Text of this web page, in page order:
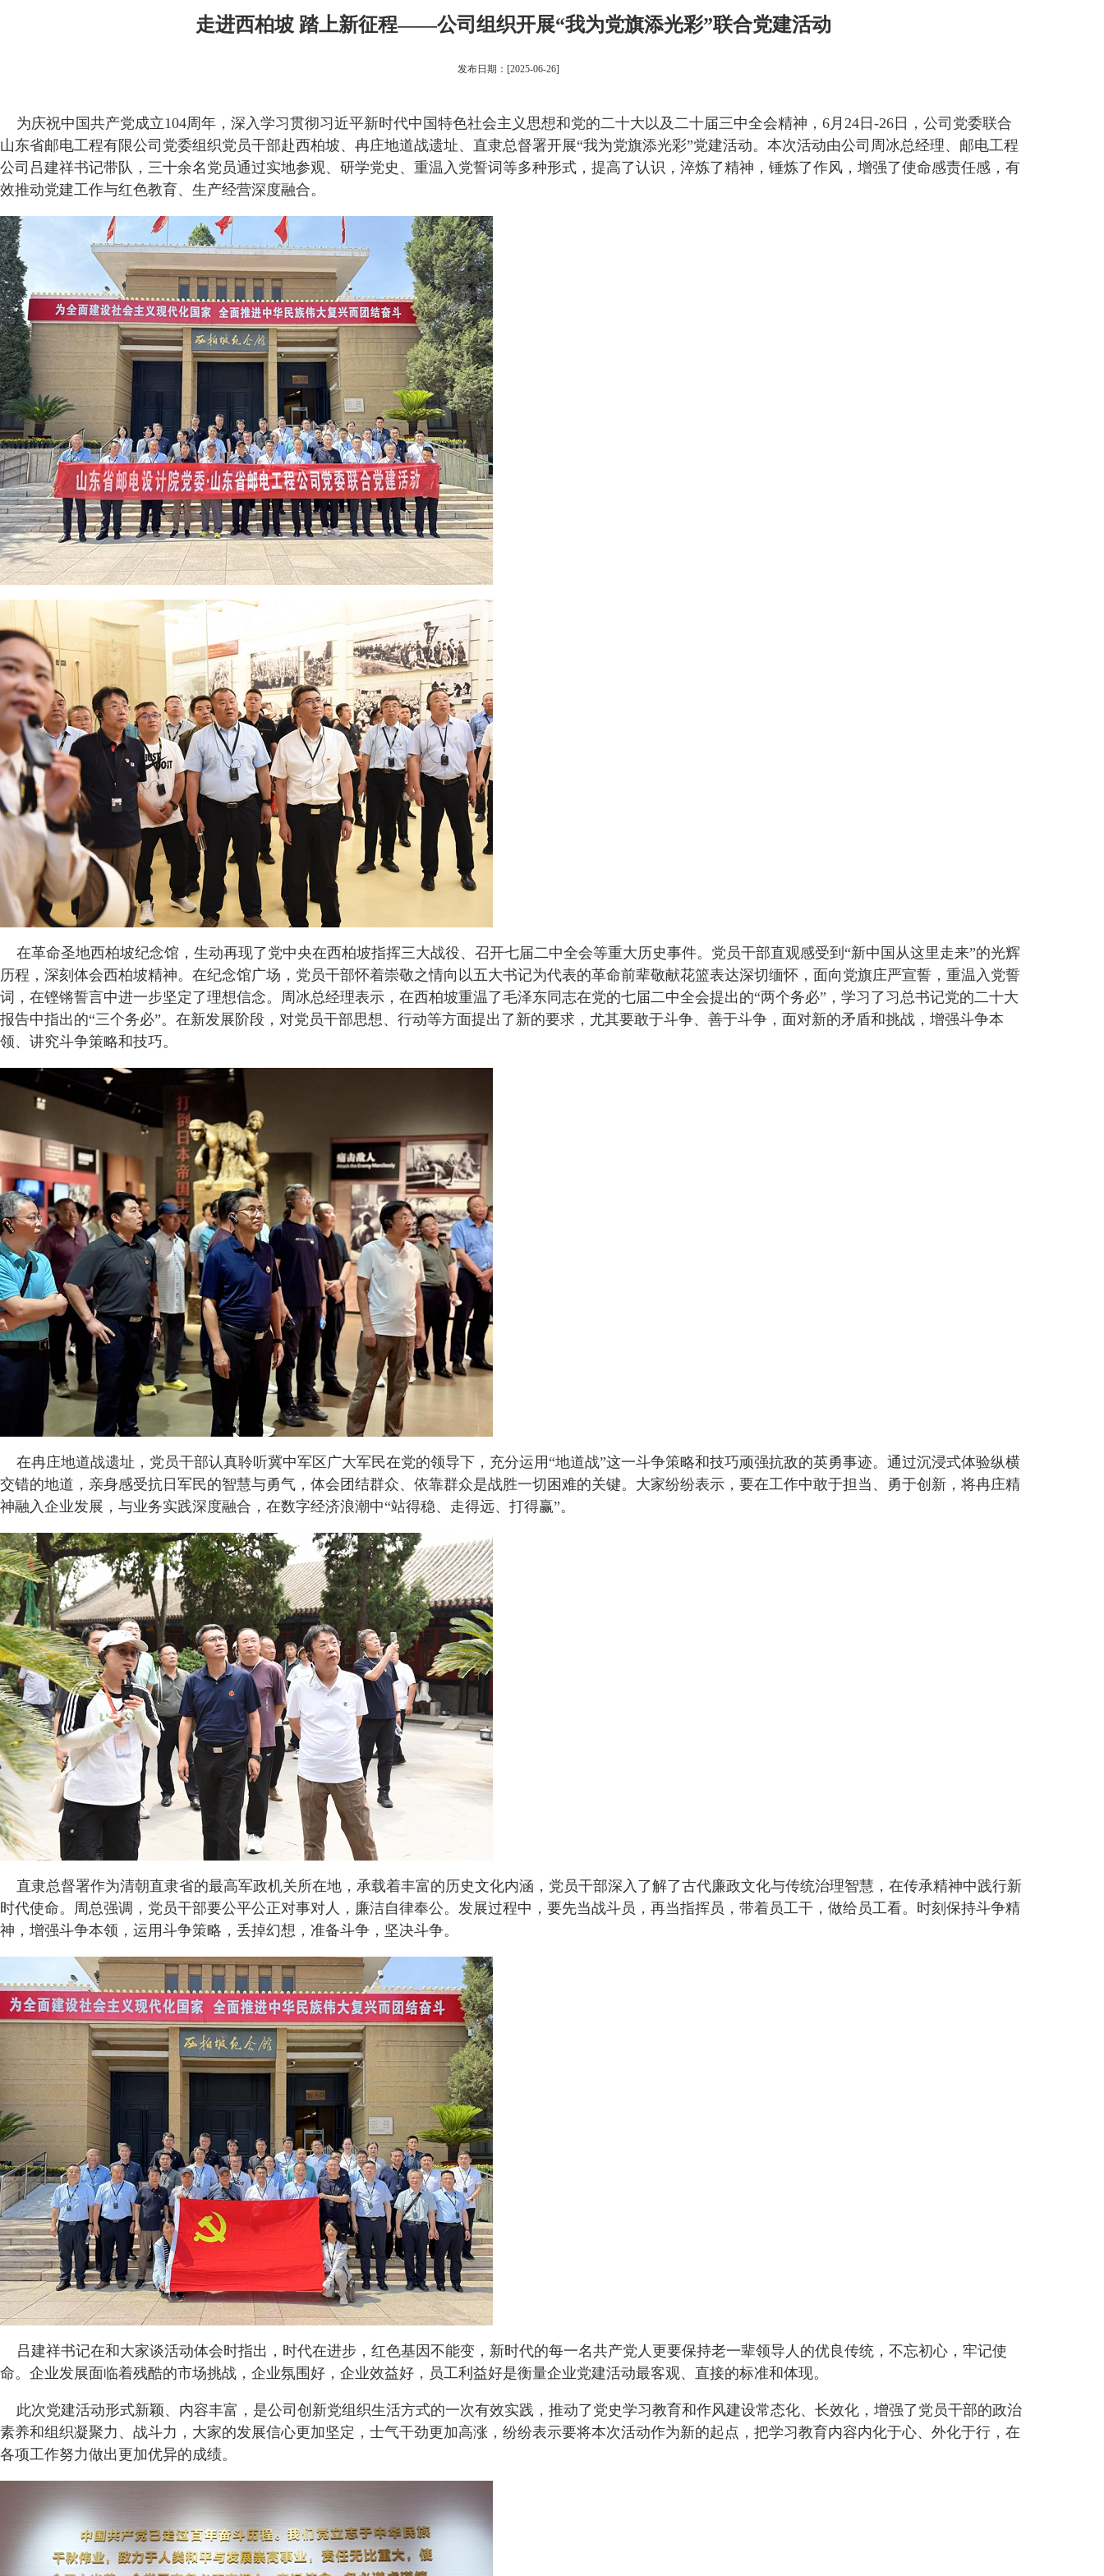
走进西柏坡 踏上新征程——公司组织开展“我为党旗添光彩”联合党建活动
发布日期：[2025-06-26]
为庆祝中国共产党成立104周年，深入学习贯彻习近平新时代中国特色社会主义思想和党的二十大以及二十届三中全会精神，6月24日-26日，公司党委联合
山东省邮电工程有限公司党委组织党员干部赴西柏坡、冉庄地道战遗址、直隶总督署开展“我为党旗添光彩”党建活动。本次活动由公司周冰总经理、邮电工程
公司吕建祥书记带队，三十余名党员通过实地参观、研学党史、重温入党誓词等多种形式，提高了认识，淬炼了精神，锤炼了作风，增强了使命感责任感，有
效推动党建工作与红色教育、生产经营深度融合。
在革命圣地西柏坡纪念馆，生动再现了党中央在西柏坡指挥三大战役、召开七届二中全会等重大历史事件。党员干部直观感受到“新中国从这里走来”的光辉
历程，深刻体会西柏坡精神。在纪念馆广场，党员干部怀着崇敬之情向以五大书记为代表的革命前辈敬献花篮表达深切缅怀，面向党旗庄严宣誓，重温入党誓
词，在铿锵誓言中进一步坚定了理想信念。周冰总经理表示，在西柏坡重温了毛泽东同志在党的七届二中全会提出的“两个务必”，学习了习总书记党的二十大
报告中指出的“三个务必”。在新发展阶段，对党员干部思想、行动等方面提出了新的要求，尤其要敢于斗争、善于斗争，面对新的矛盾和挑战，增强斗争本
领、讲究斗争策略和技巧。
在冉庄地道战遗址，党员干部认真聆听冀中军区广大军民在党的领导下，充分运用“地道战”这一斗争策略和技巧顽强抗敌的英勇事迹。通过沉浸式体验纵横
交错的地道，亲身感受抗日军民的智慧与勇气，体会团结群众、依靠群众是战胜一切困难的关键。大家纷纷表示，要在工作中敢于担当、勇于创新，将冉庄精
神融入企业发展，与业务实践深度融合，在数字经济浪潮中“站得稳、走得远、打得赢”。
直隶总督署作为清朝直隶省的最高军政机关所在地，承载着丰富的历史文化内涵，党员干部深入了解了古代廉政文化与传统治理智慧，在传承精神中践行新
时代使命。周总强调，党员干部要公平公正对事对人，廉洁自律奉公。发展过程中，要先当战斗员，再当指挥员，带着员工干，做给员工看。时刻保持斗争精
神，增强斗争本领，运用斗争策略，丢掉幻想，准备斗争，坚决斗争。
吕建祥书记在和大家谈活动体会时指出，时代在进步，红色基因不能变，新时代的每一名共产党人更要保持老一辈领导人的优良传统，不忘初心，牢记使
命。企业发展面临着残酷的市场挑战，企业氛围好，企业效益好，员工利益好是衡量企业党建活动最客观、直接的标准和体现。
此次党建活动形式新颖、内容丰富，是公司创新党组织生活方式的一次有效实践，推动了党史学习教育和作风建设常态化、长效化，增强了党员干部的政治
素养和组织凝聚力、战斗力，大家的发展信心更加坚定，士气干劲更加高涨，纷纷表示要将本次活动作为新的起点，把学习教育内容内化于心、外化于行，在
各项工作努力做出更加优异的成绩。